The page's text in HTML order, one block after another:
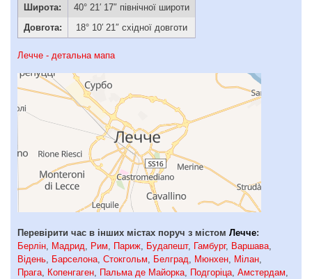
Широта:
40° 21′ 17″ північної широти
Довгота:
18° 10′ 21″ східної довготи
Лечче - детальна мапа
Перевірити час в інших містах поруч з містом Лечче:
Берлін
Мадрид Рим Париж Будапешт, Гамбург, Варшава
Відень
Барселона Стокгольм Белград Мюнхен Мілан
Прага
Копенгаген Пальма де Майорка Подгоріца Амстердам